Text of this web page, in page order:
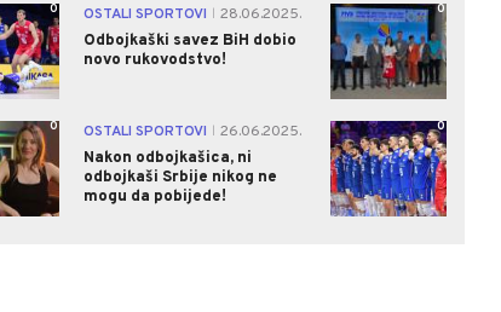
0 OSTALI SPORTOVI
28.06.2025.
Odbojkaški savez BiH dobio
novo rukovodstvo!
0
0 OSTALI SPORTOVI
26.06.2025.
Nakon odbojkašica, ni
odbojkaši Srbije nikog ne
mogu da pobijede!
0